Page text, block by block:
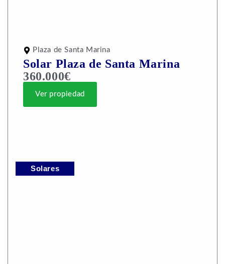
Plaza de Santa Marina
Solar Plaza de Santa Marina
360.000€
Ver propiedad
Solares